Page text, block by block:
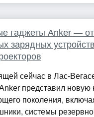
гаджеты Anker — от
зарядных
сейчас в Лас-
представил новую
поколения,
системы